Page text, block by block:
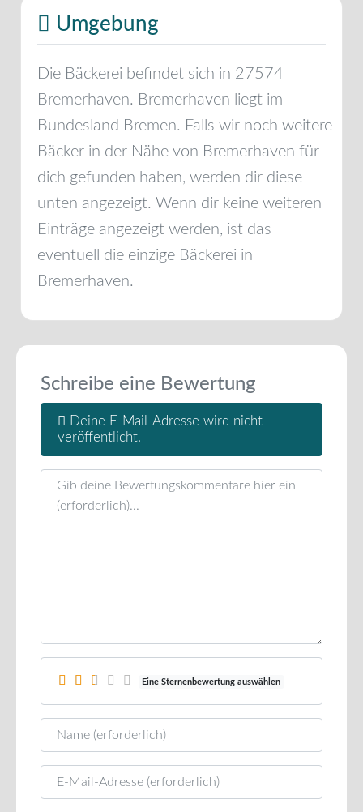
Umgebung
Die Bäckerei befindet sich in 27574
Bremerhaven. Bremerhaven liegt im
Bundesland Bremen. Falls wir noch weitere
Bäcker in der Nähe von Bremerhaven für
dich gefunden haben, werden dir diese
unten angezeigt. Wenn dir keine weiteren
Einträge angezeigt werden, ist das
eventuell die einzige Bäckerei in
Bremerhaven.
Schreibe eine Bewertung
Deine E-Mail-Adresse wird nicht
veröffentlicht.
Rezensionstext
Eine Sternenbewertung auswählen
Name
E-Mail